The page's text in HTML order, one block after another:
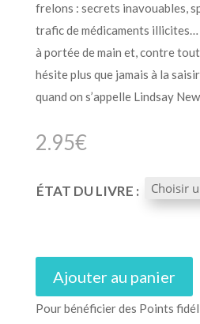
frelons : secrets inavouables,
trafic de médicaments
à portée de main et, contre
hésite plus que jamais à la
quand on s’appelle Lindsay
2.95€
ÉTAT DU LIVRE :
Ajouter au panier
Pour bénéficier des Points